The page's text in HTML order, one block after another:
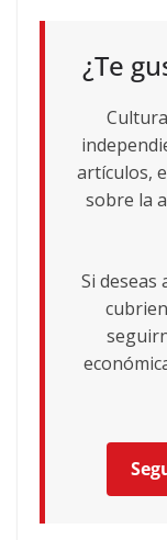
¿Te
artículos,
sobre la
Si deseas